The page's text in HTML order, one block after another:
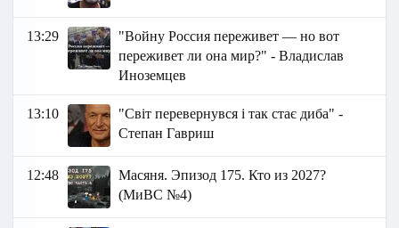
13:29
"Войну Россия переживет — но вот
переживет ли она мир?" - Владислав
Иноземцев
13:10
"Світ перевернувся і так стає диба" -
Степан Гавриш
12:48
Масяня. Эпизод 175. Кто из 2027?
(МиВС №4)